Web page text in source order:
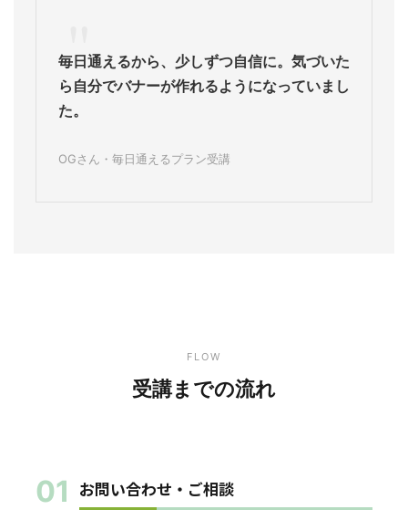
"
毎日通えるから、少しずつ自信に。気づいた
ら自分でバナーが作れるようになっていまし
た。
OGさん・毎日通えるプラン受講
FLOW
受講までの流れ
01 お問い合わせ・ご相談